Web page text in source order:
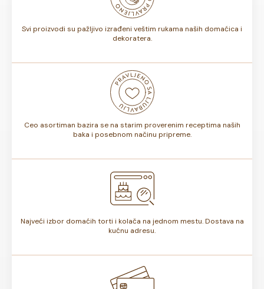
Svi proizvodi su pažljivo izrađeni veštim rukama naših domaćica i
dekoratera.
Ceo asortiman bazira se na starim proverenim receptima naših
baka i posebnom načinu pripreme.
Najveći izbor domaćih torti i kolača na jednom mestu. Dostava na
kućnu adresu.